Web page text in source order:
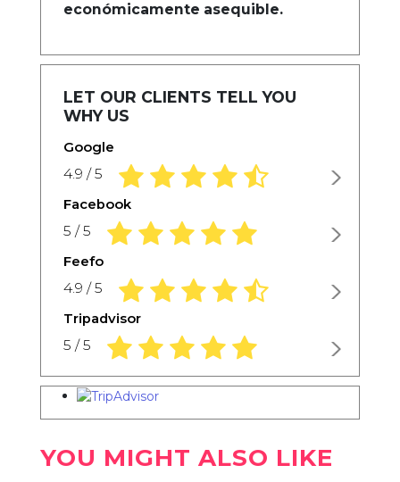
económicamente asequible.
LET OUR CLIENTS TELL YOU
WHY US
Google
4.9 / 5 4,9 rating based on 1.234 ratings
Facebook
5 / 5 5,0 rating based on 1.234 ratings
Feefo
4.9 / 5 4,9 rating based on 1.234 ratings
Tripadvisor
5 / 5 5,0 rating based on 1.234 ratings
YOU MIGHT ALSO LIKE